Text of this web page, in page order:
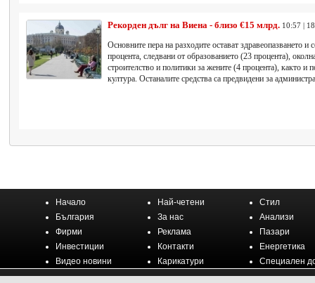
Рекорден дълг на Виена - близо €15 млрд. 10:57 |
Основните пера на разходите остават здравеопазването и
процента, следвани от образованието (23 процента),
строителство и политики за жените (4 процента), както и
култура. Останалите средства са предвидени за
Начало Най-четени
Стил
България
За нас
Анализи
Фирми
Реклама
Пазари
Инвестиции
Контакти
Енергетика
Видео новини
Карикатури Специален